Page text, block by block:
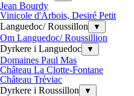
Jean Bourdy
Vinicole d'Arbois, Desiré Petit
Languedoc/ Roussillon
▼
Om Languedoc/ Roussillion
Dyrkere i Languedoc
▼
Domaines Paul Mas
Château La Clotte-Fontane
Château Trèviac
Dyrkere i Roussillon
▼